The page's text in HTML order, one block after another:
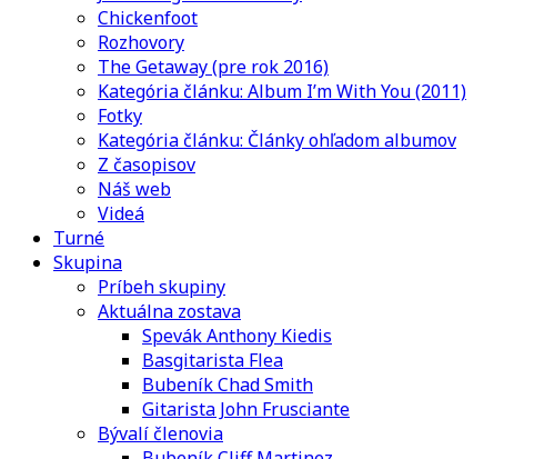
Chickenfoot
Rozhovory
The Getaway (pre rok 2016)
Kategória článku: Album I’m With You (2011)
Fotky
Kategória článku: Články ohľadom albumov
Z časopisov
Náš web
Videá
Turné
Skupina
Príbeh skupiny
Aktuálna zostava
Spevák Anthony Kiedis
Basgitarista Flea
Bubeník Chad Smith
Gitarista John Frusciante
Bývalí členovia